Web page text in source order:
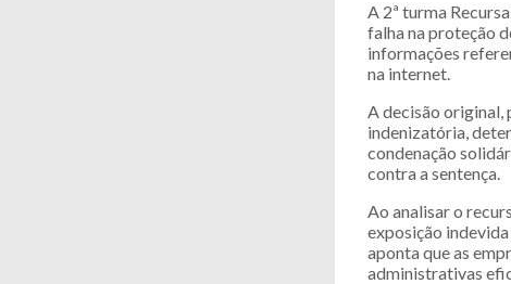
A 2ª turma
falha na proteção
informações
na internet.
A decisão original,
indenizatória,
condenação
contra a sentença.
Ao analisar o
exposição
aponta que as
administrativas